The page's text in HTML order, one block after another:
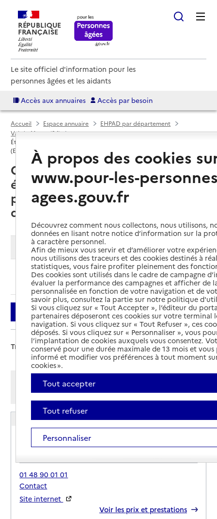
RÉPUBLIQUE
FRANÇAISE
Le site officiel d'information pour les
personnes âgées et les aidants
Accès aux annuaires Accès par besoin
Accueil Espace annuaire
EHPAD par département
Val-de-Marne (94)
Établissement d'hébergement pour personnes âgées dépendantes
(EHPAD)
Choisy-le-Roi (94600) : liste des 2
établissements d'hébergement
pour personnes âgées
dépendantes (EHPAD)
Modifier ma recherche
Ajouter cette recherche aux favoris
Filtrer
Trier par :
Afficher les résultats par:
Mode liste
Mode carte
EHPAD Georges Léger
Adresse
4 avenue du général Leclerc
94600-Choisy-le-Roi
01 48 90 01 01
Contact
Site internet
Voir les prix et prestations
À propos des cookies
www.pour-les-
agees.gouv.fr
Découvrez comment nous collectons, nous utilisons,
données en lisant notre notice d’information sur la
à caractère personnel.
Afin de mieux vous servir et d’améliorer votre
nous utilisons des traceurs et des cookies destinés à
statistiques, vous faire profiter pleinement des
Des cookies sont utilisés dans le cadre de campagne
évaluer la performance des campagnes et afficher de
personnalisée en fonction de votre navigation et de
savoir plus, consultez la partie sur notre politique
Si vous cliquez sur « Tout Accepter », l’éditeur du
partenaires déposeront ces cookies sur votre terminal
navigation. Si vous cliquez sur « Tout Refuser », ces
déposés. Si vous cliquez sur « Personnaliser », vous
l’implantation de cookies auxquels vous consentez.
conservé pour une durée maximale de 13 mois et
informé et modifier vos préférences à tout moment
cookies ».
Tout accepter
Tout refuser
Personnaliser